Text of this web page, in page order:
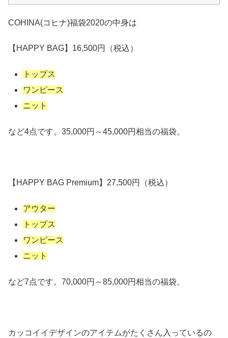
COHINA(コヒナ)福袋2020の中身は
【HAPPY BAG】16,500円（税込）
トップス
ワンピース
ニット
など4点です。35,000円～45,000円相当の福袋。
【HAPPY BAG Premium】27,500円（税込）
アウター
トップス
ワンピース
ニット
など7点です。70,000円～85,000円相当の福袋。
カッコイイデザインのアイテムがたくさん入っているの